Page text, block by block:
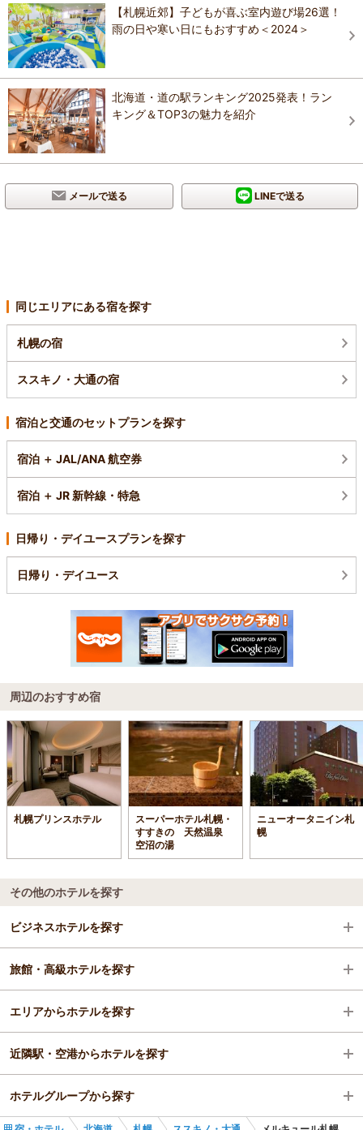
【札幌近郊】子どもが喜ぶ室内遊び場26選！
雨の日や寒い日にもおすすめ＜2024＞
北海道・道の駅ランキング2025発表！ラン
キング＆TOP3の魅力を紹介
メールで送る LINEで送る
同じエリアにある宿を探す
札幌の宿
ススキノ・大通の宿
宿泊と交通のセットプランを探す
宿泊 ＋ JAL/ANA 航空券
宿泊 ＋ JR 新幹線・特急
日帰り・デイユースプランを探す
日帰り・デイユース
周辺のおすすめ宿
札幌プリンスホテル
スーパーホテル札幌・
すすきの 天然温泉
空沼の湯
ニューオータニイン札
幌
その他のホテルを探す
ビジネスホテルを探す
北海道
札幌
ススキノ・大通
豊水すすきの駅
旅館・高級ホテルを探す
北海道
エリアからホテルを探す
北海道
札幌
近隣駅・空港からホテルを探す
豊水すすきの駅
ホテルグループから探す